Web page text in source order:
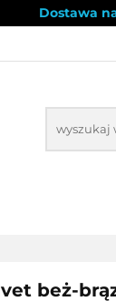
Dostawa
beż-